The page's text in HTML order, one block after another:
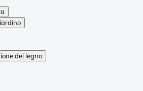
del legno